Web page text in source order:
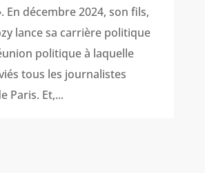
En décembre 2024, son fils,
lance sa carrière politique
politique à laquelle
tous les journalistes
Paris. Et,...